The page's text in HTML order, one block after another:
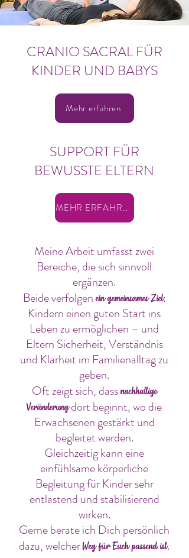
CRANIO SACRAL FÜR
KINDER UND BABYS
Mehr erfahren
SUPPORT FÜR
BEWUSSTE ELTERN
MEHR ERFAHREN
Meine Arbeit umfasst zwei
Bereiche, die sich sinnvoll
ergänzen.
Beide verfolgenein gemeinsames Ziel:
Kindern einen guten Start ins
Leben zu ermöglichen – und
Eltern Sicherheit, Verständnis
und Klarheit im Familienalltag zu
geben.
Oft zeigt sich, dassnachhaltige
Veränderung dort beginnt, wo die
Erwachsenen gestärkt und
begleitet werden.
Gleichzeitig kann eine
einfühlsame körperliche
Begleitung für Kinder sehr
entlastend und stabilisierend
wirken.
Gerne berate ich Dich persönlich
dazu, welcherWeg für Euch passend ist.